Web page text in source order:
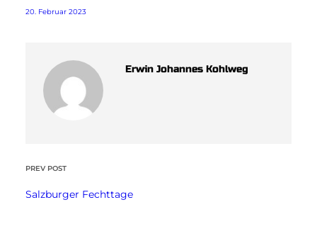
20. Februar 2023
Erwin Johannes Kohlweg
PREV POST
Salzburger Fechttage